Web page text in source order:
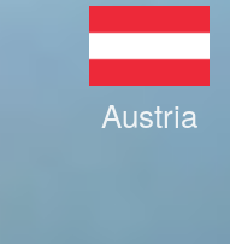
Austria